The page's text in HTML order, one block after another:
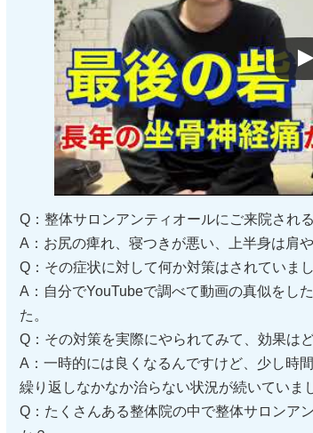
Q：整体サロンアンティオールにご来院され
A：お尻の痺れ、寝つきが悪い、上半身は肩
Q：その症状に対して何か対策はされていま
A：自分でYouTubeで調べて動画の真似をし
た。
Q：その対策を実際にやられてみて、効果は
A：一時的には良くなるんですけど、少し時
繰り返しなかなか治らない状況が続いていま
Q：たくさんある整体院の中で整体サロンア